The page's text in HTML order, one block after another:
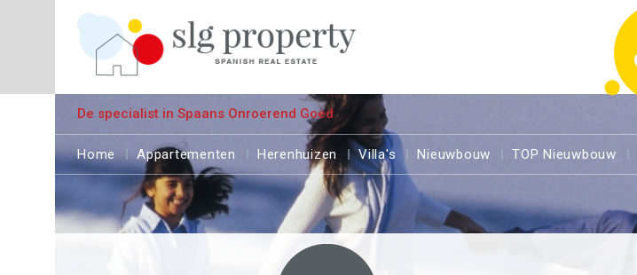
De specialist in Spaans Onroerend Goed
Home Appartementen Herenhuizen Villa's Nieuwbouw TOP Nieuwbouw